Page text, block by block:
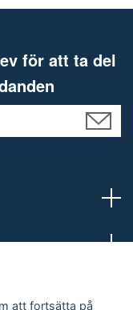
för att ta del
att fortsätta på